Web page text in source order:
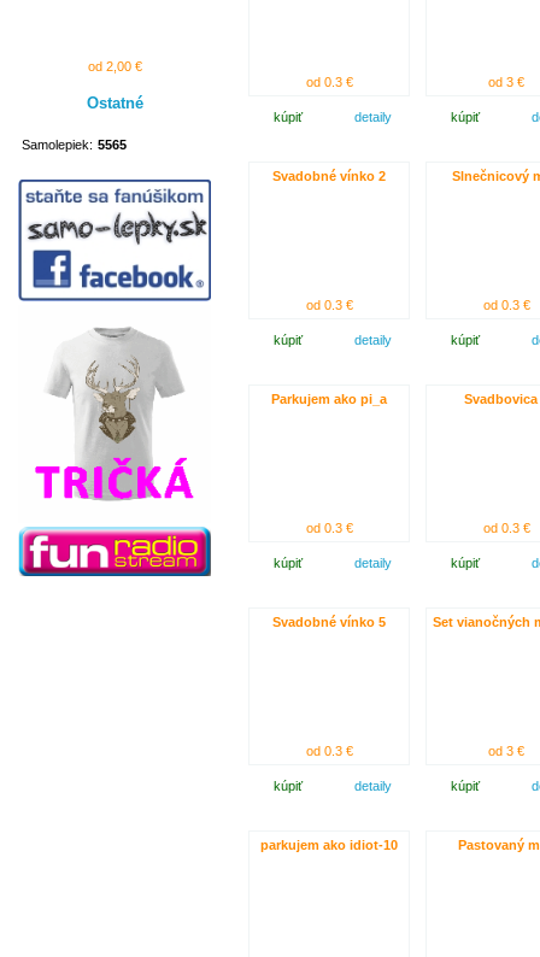
od 2,00 €
Ostatné
Samolepiek: 5565
od 0.3 €
kúpiť detaily
od 3 €
kúpiť
Svadobné vínko 2
od 0.3 €
kúpiť detaily
Slnečnicový
od 0.3 €
kúpiť
Parkujem ako pi_a
od 0.3 €
kúpiť detaily
Svadbovica
od 0.3 €
kúpiť
Svadobné vínko 5
od 0.3 €
kúpiť detaily
Set vianočných
od 3 €
kúpiť
parkujem ako idiot-10 Pastovaný